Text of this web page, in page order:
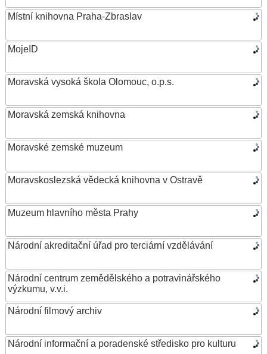
Místní knihovna Praha-Zbraslav
MojeID
Moravská vysoká škola Olomouc, o.p.s.
Moravská zemská knihovna
Moravské zemské muzeum
Moravskoslezská vědecká knihovna v Ostravě
Muzeum hlavního města Prahy
Národní akreditační úřad pro terciární vzdělávání
Národní centrum zemědělského a potravinářského
výzkumu, v.v.i.
Národní filmový archiv
Národní informační a poradenské středisko pro kulturu